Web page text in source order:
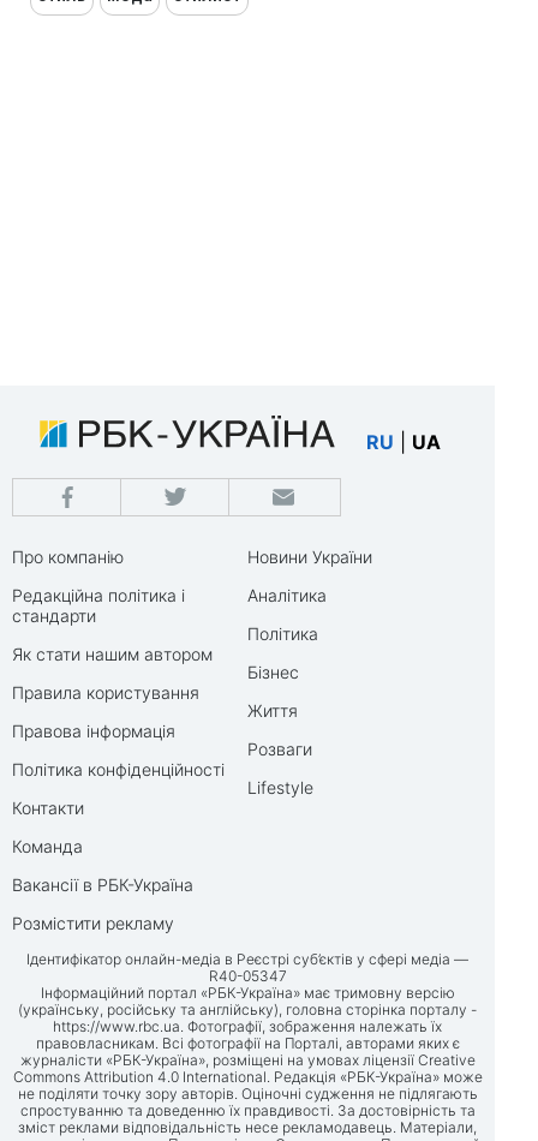
RU UA
Про компанію
Редакційна політика і
стандарти
Як стати нашим автором
Правила користування
Правова інформація
Політика конфіденційності
Контакти
Команда
Вакансії в РБК-Україна
Розмістити рекламу
Новини України
Аналітика
Політика
Бізнес
Життя
Розваги
Lifestyle
Ідентифікатор онлайн-медіа в Реєстрі суб’єктів у сфері медіа —
R40-05347
Інформаційний портал «РБК-Україна» має тримовну версію
(українську, російську та англійську), головна сторінка порталу -
https://www.rbc.ua. Фотографії, зображення належать їх
правовласникам. Всі фотографії на Порталі, авторами яких є
журналісти «РБК-Україна», розміщені на умовах ліцензії Creative
Commons Attribution 4.0 International. Редакція «РБК-Україна» може
не поділяти точку зору авторів. Оціночні судження не підлягають
спростуванню та доведенню їх правдивості. За достовірність та
зміст реклами відповідальність несе рекламодавець. Матеріали,